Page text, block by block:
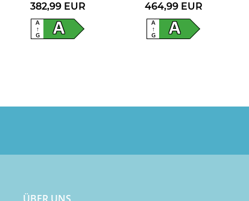
382,99 EUR
A
A
↑
G
464,99 EUR
A
A
↑
G